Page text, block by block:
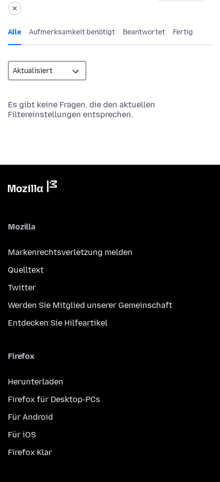
Alle Aufmerksamkeit benötigt Beantwortet Fertig
Es gibt keine Fragen, die den aktuellen
Filtereinstellungen entsprechen.
Mozilla
Markenrechtsverletzung melden
Quelltext
Twitter
Werden Sie Mitglied unserer Gemeinschaft
Entdecken Sie Hilfeartikel
Firefox
Herunterladen
Firefox für Desktop-PCs
Für Android
Für iOS
Firefox Klar